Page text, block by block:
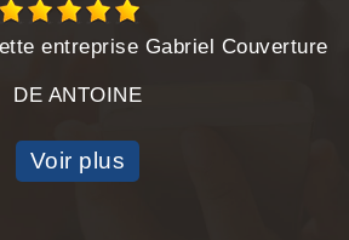
entreprise Gabriel Couverture
DE ANTOINE
Voir plus